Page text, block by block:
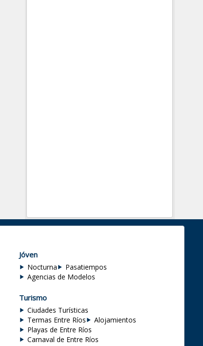
Jóven
Nocturna
Pasatiempos
Agencias de Modelos
Turismo
Ciudades Turísticas
Termas Entre Ríos
Alojamientos
Playas de Entre Ríos
Carnaval de Entre Ríos